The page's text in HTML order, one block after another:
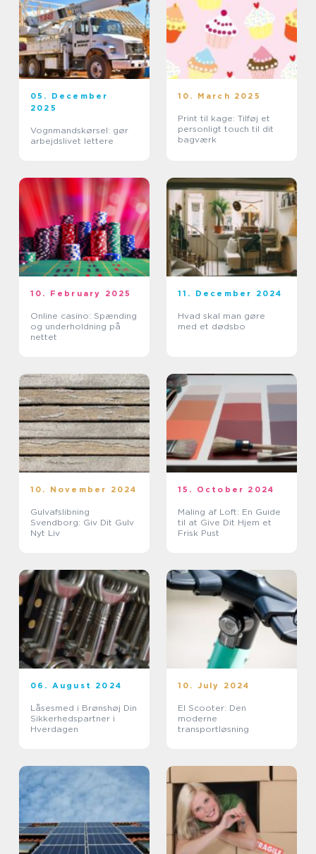
05. December
2025
Vognmandskørsel: gør
arbejdslivet lettere
10. March 2025
Print til kage: Tilføj et
personligt touch til dit
bagværk
10. February 2025
Online casino: Spænding
og underholdning på
nettet
11. December 2024
Hvad skal man gøre
med et dødsbo
10. November 2024
Gulvafslibning
Svendborg: Giv Dit Gulv
Nyt Liv
15. October 2024
Maling af Loft: En Guide
til at Give Dit Hjem et
Frisk Pust
06. August 2024
Låsesmed i Brønshøj Din
Sikkerhedspartner i
Hverdagen
10. July 2024
El Scooter: Den
moderne
transportløsning